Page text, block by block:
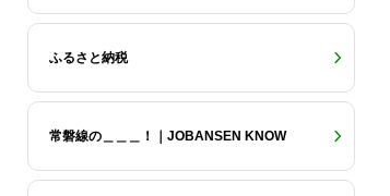
ふるさと納税
常磐線の＿＿＿！｜JOBANSEN KNOW